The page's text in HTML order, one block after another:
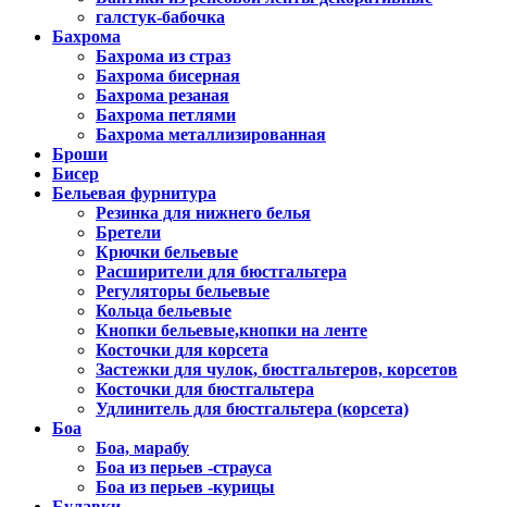
галстук-бабочка
Бахрома
Бахрома из страз
Бахрома бисерная
Бахрома резаная
Бахрома петлями
Бахрома металлизированная
Броши
Бисер
Бельевая фурнитура
Резинка для нижнего белья
Бретели
Крючки бельевые
Расширители для бюстгальтера
Регуляторы бельевые
Кольца бельевые
Кнопки бельевые,кнопки на ленте
Косточки для корсета
Застежки для чулок, бюстгальтеров, корсетов
Косточки для бюстгальтера
Удлинитель для бюстгальтера (корсета)
Боа
Боа, марабу
Боа из перьев -страуса
Боа из перьев -курицы